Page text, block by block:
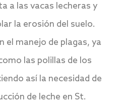
a las vacas lecheras y
la erosión del suelo.
el manejo de plagas, ya
las polillas de los
así la necesidad de
de leche en St.